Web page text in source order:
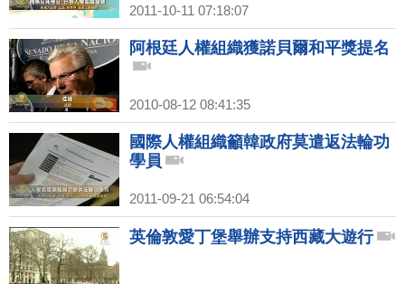
2011-10-11 07:18:07
阿根廷人權組織獲諾貝爾和平獎提名
2010-08-12 08:41:35
國際人權組織籲韓政府莫遣返法輪功
學員
2011-09-21 06:54:04
英倫敦愛丁堡舉辦支持西藏大遊行